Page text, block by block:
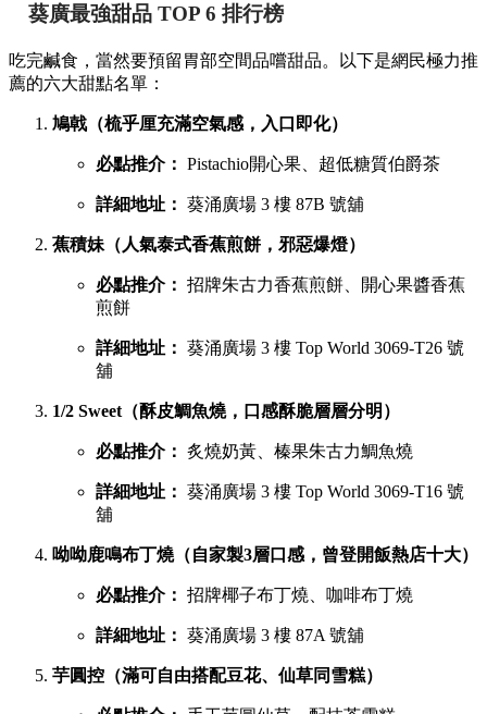
葵廣最強甜品 TOP 6 排行榜
吃完鹹食，當然要預留胃部空間品嚐甜品。以下是網民極力推
薦的六大甜點名單：
鳩戟（梳乎厘充滿空氣感，入口即化）
必點推介： Pistachio開心果、超低糖質伯爵茶
詳細地址： 葵涌廣場 3 樓 87B 號舖
蕉積妹（人氣泰式香蕉煎餅，邪惡爆燈）
必點推介： 招牌朱古力香蕉煎餅、開心果醬香蕉
煎餅
詳細地址： 葵涌廣場 3 樓 Top World 3069-T26 號
舖
1/2 Sweet（酥皮鯛魚燒，口感酥脆層層分明）
必點推介： 炙燒奶黃、榛果朱古力鯛魚燒
詳細地址： 葵涌廣場 3 樓 Top World 3069-T16 號
舖
呦呦鹿鳴布丁燒（自家製3層口感，曾登開飯熱店十大）
必點推介： 招牌椰子布丁燒、咖啡布丁燒
詳細地址： 葵涌廣場 3 樓 87A 號舖
芋圓控（滿可自由搭配豆花、仙草同雪糕）